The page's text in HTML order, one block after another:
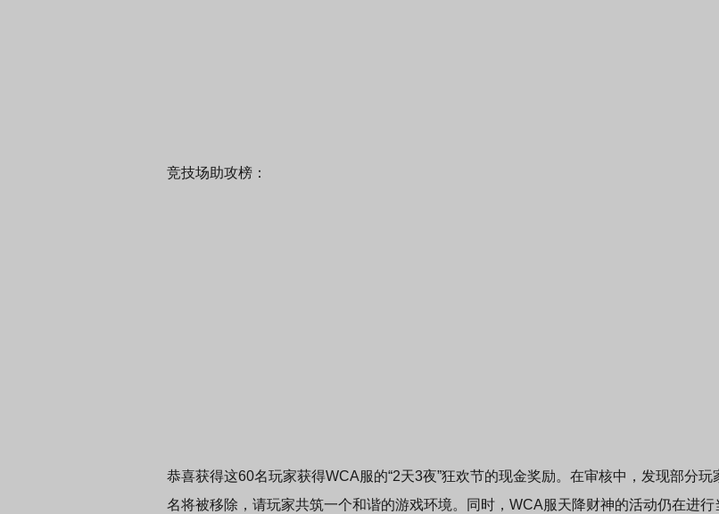
竞技场助攻榜：
恭喜获得这60名玩家获得WCA服的“2天3夜”狂欢节的现金奖励。在审核中，发现部分
名将被移除，请玩家共筑一个和谐的游戏环境。同时，WCA服天降财神的活动仍在进行